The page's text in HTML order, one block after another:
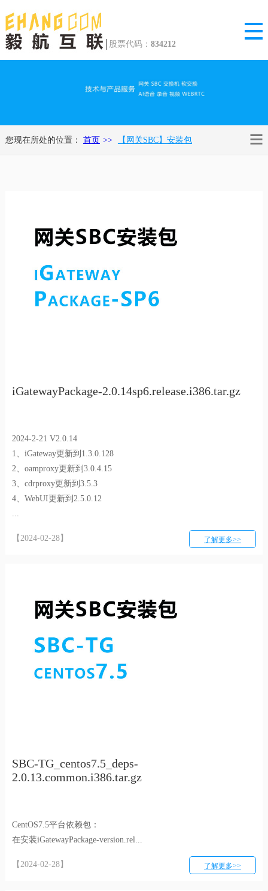
股票代码： 834212
您现在所处的位置： 首页 【网关SBC】安装包
iGatewayPackage-2.0.14sp6.release.i386.tar.gz
2024-2-21 V2.0.14
1、iGateway更新到1.3.0.128
2、oamproxy更新到3.0.4.15
3、cdrproxy更新到3.5.3
4、WebUI更新到2.5.0.12
...
【2024-02-28】 了解更多>>
SBC-TG_centos7.5_deps-
2.0.13.common.i386.tar.gz
CentOS7.5平台依赖包：
在安装iGatewayPackage-version.rel...
【2024-02-28】 了解更多>>